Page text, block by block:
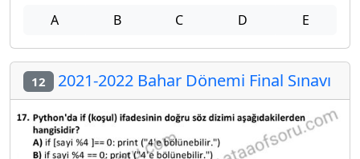
A B C D E
12 2021-2022 Bahar Dönemi Final Sınavı